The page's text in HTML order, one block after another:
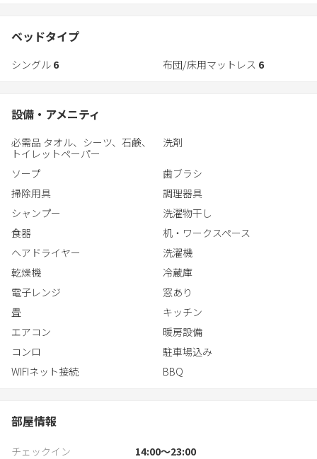
■室内 5LDK
式/ホットプレート/洗濯乾燥機/衣料用・食器用洗剤/塩・コショ
ピーカー/ダイニングテーブル（6名掛け）/小ダイニングテーブル
■アメニティ
シャンプー/コンディショナー/ボディソープ/シャワーボール/バス
タオル/ロゴ入りフェイスタオル/ロゴ入りバッグ/ハンドソープ/歯
ブラシセット/使い捨てスリッパ
BBQグリル/BBQ網/炭用トング/チャッカマン/軍手/外テーブル/外
用ベンチ/大型ドッグラン
ベッドタイプ
シングル 6 布団/床用マットレス 6
設備・アメニティ
必需品 タオル、シーツ、石鹸、
トイレットペーパー
洗剤
ソープ
歯ブラシ
掃除用具
調理器具
シャンプー
洗濯物干し
食器
机・ワークスペース
ヘアドライヤー
洗濯機
乾燥機
冷蔵庫
電子レンジ
窓あり
畳
キッチン
エアコン
暖房設備
コンロ
駐車場込み
WIFIネット接続
BBQ
部屋情報
チェックイン 14:00〜23:00